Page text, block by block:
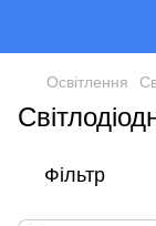
Освітлення
Фільтр